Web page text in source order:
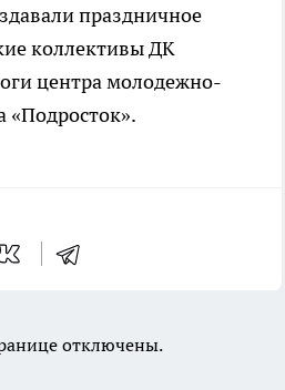
праздничное
коллективы ДК
центра молодежно-
«Подросток».
отключены.